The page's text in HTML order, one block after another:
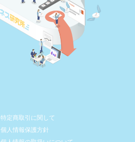
特定商取引に関して
個人情報保護方針